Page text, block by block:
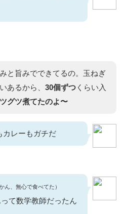
と旨みでできてるの。玉ねぎ
あるから、 30個ずつ くらい入
グツ煮てたのよ〜
カレーもガチだ
ん、無心で食べてた）
て数学教師だったん